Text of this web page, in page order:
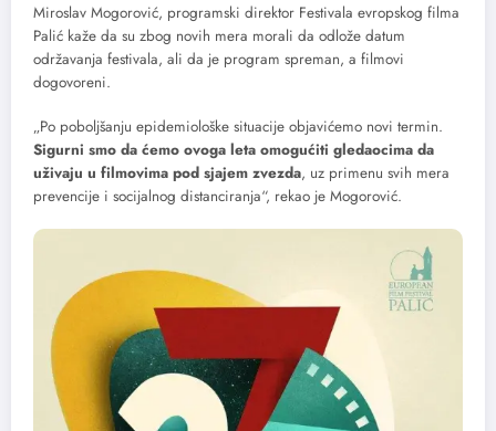
Miroslav Mogorović, programski direktor Festivala evropskog filma
Palić kaže da su zbog novih mera morali da odlože datum
održavanja festivala, ali da je program spreman, a filmovi
dogovoreni.
„Po poboljšanju epidemiološke situacije objavićemo novi termin.
Sigurni smo da ćemo ovoga leta omogućiti gledaocima da
uživaju u filmovima pod sjajem zvezda, uz primenu svih mera
prevencije i socijalnog distanciranja“, rekao je Mogorović.